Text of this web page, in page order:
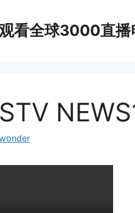
看全球3000直播